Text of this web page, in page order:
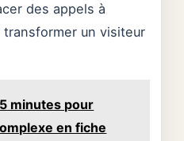
des appels à
transformer un visiteur
minutes pour
en fiche